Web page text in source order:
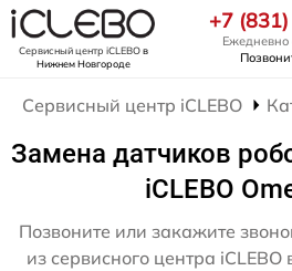
Сервисный центр iCLEBOв
Нижнем Новгороде
+7
Сервисный центр iCLEBO
Замена датчиков
iCLEBO
Позвоните или закажите
из сервисного центра